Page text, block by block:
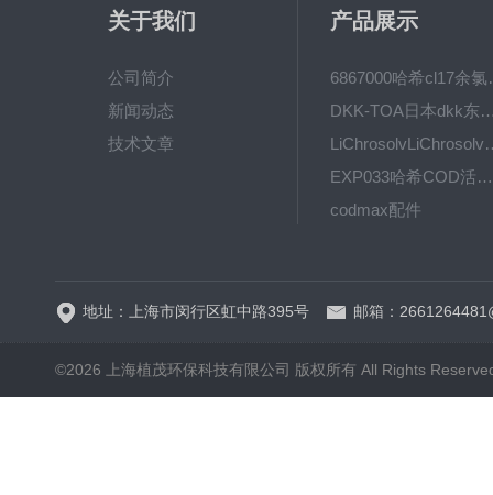
关于我们
公司简介
新闻动态
技术文章
产品展示
6867000
DKK-TOA日本dkk东亚电
EXP033哈希COD活塞泵价格 EXP033
codmax配件
地址：上海市闵行区虹中路395号 邮箱：
©2026 上海植茂环保科技有限公司 版权所有 All Rights